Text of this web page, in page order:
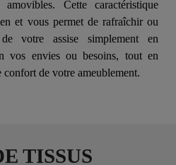
Cette caractéristique
et vous permet de rafraîchir ou
votre assise simplement en
vos envies ou besoins, tout en
de votre ameublement.
TISSUS